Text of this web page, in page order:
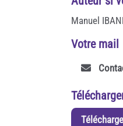
Manuel
Votre mail